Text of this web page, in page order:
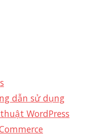
dẫn sử dụng
WordPress